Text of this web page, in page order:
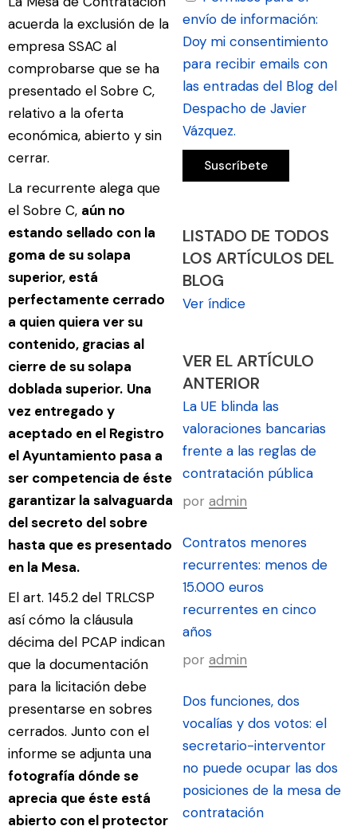
acuerda la exclusión de la
empresa SSAC al
comprobarse que se ha
presentado el Sobre C,
relativo a la oferta
económica, abierto y sin
cerrar.
La recurrente alega que
el Sobre C, aún no
estando sellado con la
goma de su solapa
superior, está
perfectamente cerrado
a quien quiera ver su
contenido, gracias al
cierre de su solapa
doblada superior. Una
vez entregado y
aceptado en el Registro
el Ayuntamiento pasa a
ser competencia de éste
garantizar la salvaguarda
del secreto del sobre
hasta que es presentado
en la Mesa.
El art. 145.2 del TRLCSP
así cómo la cláusula
décima del PCAP indican
que la documentación
para la licitación debe
presentarse en sobres
cerrados. Junto con el
informe se adjunta una
fotografía dónde se
aprecia que éste está
abierto con el protector
envío de información:
Doy mi consentimiento
para recibir emails con
las entradas del Blog del
Despacho de Javier
Vázquez.
LISTADO DE TODOS
LOS ARTÍCULOS DEL
BLOG
Ver índice
VER EL ARTÍCULO
ANTERIOR
La UE blinda las
valoraciones bancarias
frente a las reglas de
contratación pública
por admin
Contratos menores
recurrentes: menos de
15.000 euros
recurrentes en cinco
años
por admin
Dos funciones, dos
vocalías y dos votos: el
secretario-interventor
no puede ocupar las dos
posiciones de la mesa de
contratación